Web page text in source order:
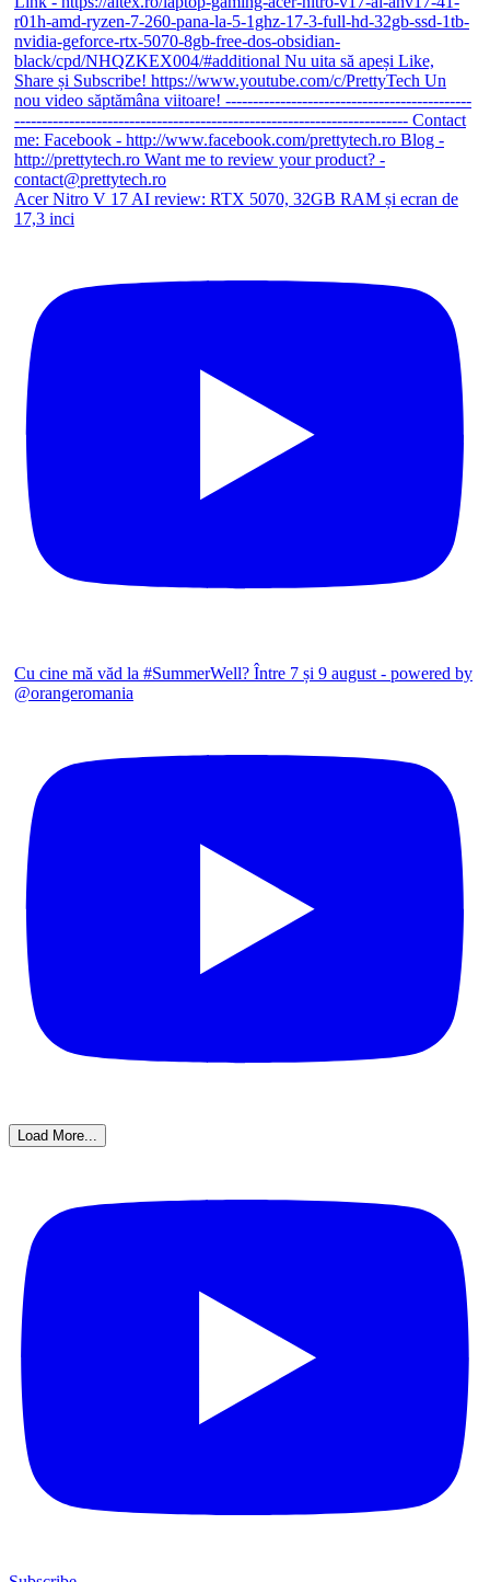
Acer Nitro V 17 AI review: RTX 5070, 32GB RAM și ecran de
17,3 inci
Cu cine mă văd la #SummerWell? Între 7 și 9 august - powered by
@orangeromania
Load More...